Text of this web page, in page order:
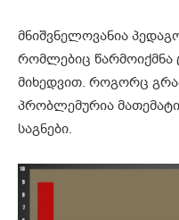
მნიშვნელოვანია
რომლებიც
მიხედვით. როგორც
პრობლემურია
საგნები.